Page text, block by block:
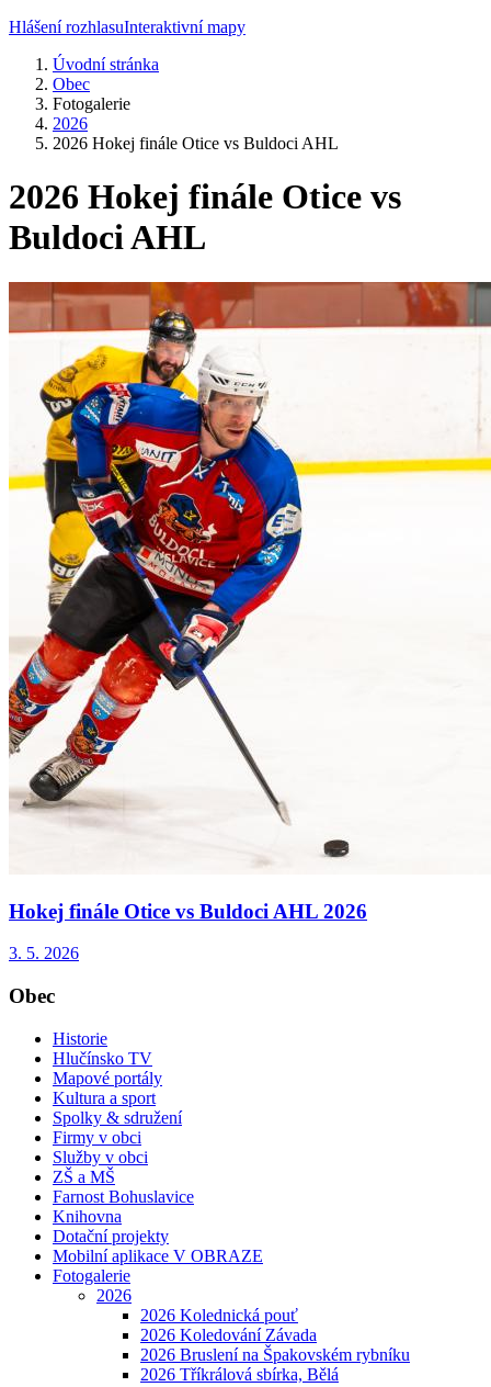
Hlášení rozhlasuInteraktivní mapy
Úvodní stránka
Obec
Fotogalerie
2026
2026 Hokej finále Otice vs Buldoci AHL
2026 Hokej finále Otice vs
Buldoci AHL
Hokej finále Otice vs Buldoci AHL 2026
3. 5. 2026
Obec
Historie
Hlučínsko TV
Mapové portály
Kultura a sport
Spolky & sdružení
Firmy v obci
Služby v obci
ZŠ a MŠ
Farnost Bohuslavice
Knihovna
Dotační projekty
Mobilní aplikace V OBRAZE
Fotogalerie
2026
2026 Kolednická pouť
2026 Koledování Závada
2026 Bruslení na Špakovském rybníku
2026 Tříkrálová sbírka, Bělá